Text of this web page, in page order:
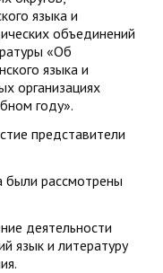
языка и
объединений
«Об
языка и
организациях
году».
представители
были рассмотрены
деятельности
язык и литературу